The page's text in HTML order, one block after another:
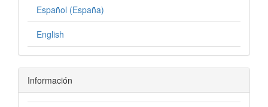
Español (España)
English
Información